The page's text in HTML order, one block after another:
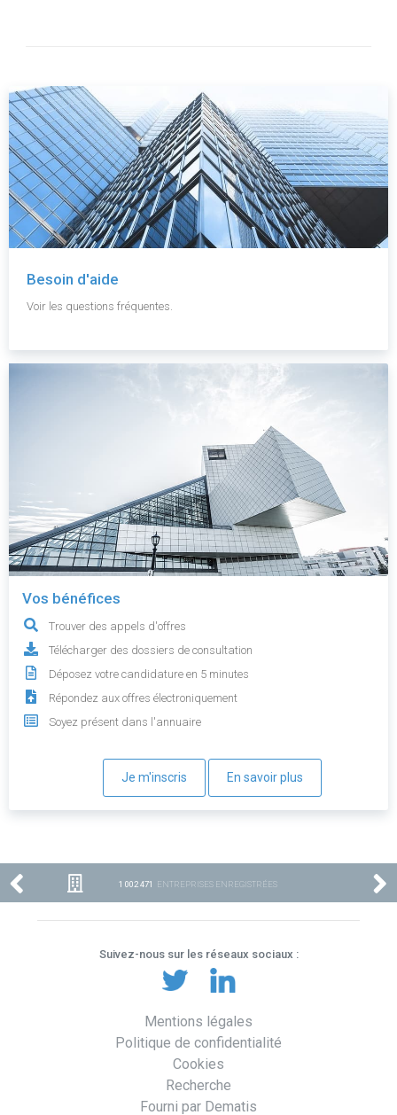
Besoin d'aide
Voir les questions fréquentes.
Vos bénéfices
Trouver des appels d'offres
Télécharger des dossiers de consultation
Déposez votre candidature en 5 minutes
Répondez aux offres électroniquement
Soyez présent dans l'annuaire
Je m'inscris En savoir plus
1 002 471 ENTREPRISES ENREGISTRÉES
Suivez-nous sur les réseaux sociaux :
Mentions légales
Politique de confidentialité
Cookies
Recherche
Fourni par Dematis